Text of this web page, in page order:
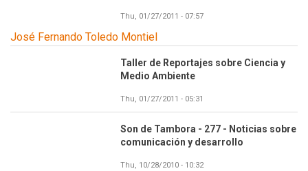
Thu, 01/27/2011 - 07:57
José Fernando Toledo Montiel
Taller de Reportajes sobre Ciencia y
Medio Ambiente
Thu, 01/27/2011 - 05:31
Son de Tambora - 277 - Noticias sobre
comunicación y desarrollo
Thu, 10/28/2010 - 10:32